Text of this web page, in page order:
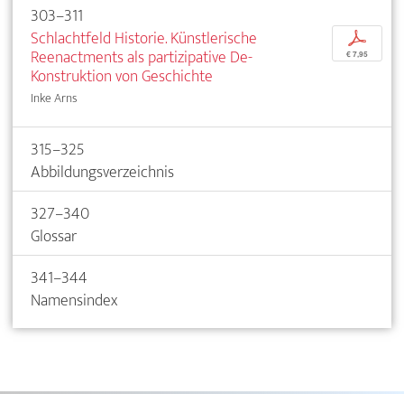
303–311
Schlachtfeld Historie. Künstlerische
Reenactments als partizipative De-
Konstruktion von Geschichte
Inke Arns
p
€ 7,95
315–325
Abbildungsverzeichnis
327–340
Glossar
341–344
Namensindex